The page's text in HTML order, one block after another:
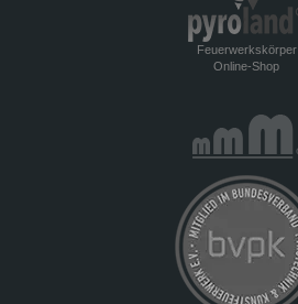
Feuerwerkskörper
Online-Shop